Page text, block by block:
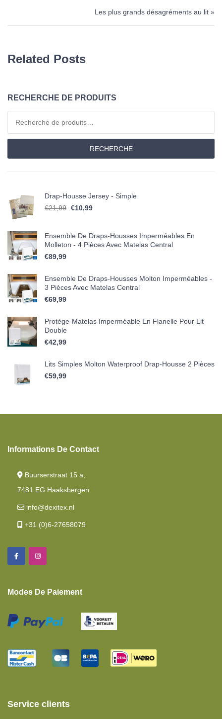
Les plus grands désagréments au lit »
Related Posts
RECHERCHE DE PRODUITS
RECHERCHE
Drap-Housse Jersey - Simple
€21,99 Le prix initial était : €21,99.
€10,99
Ensemble De Draps-Housses Imperméables En
Molleton - 4 Pièces Avec Matelas Central
€89,99
Ensemble De Draps-Housses Molton Imperméables -
3 Pièces Avec Matelas Central
€69,99
Protège-Matelas Imperméable En Flanelle Pour Lit
Double
€42,99
Lits Simples Molton Waterproof Drap-Housse 2 Pièces
€59,99
Informations De Contact
Buurserstraat 15 a,
7481 EG Haaksbergen
info@dexitex.nl
+31 (0)6-27658079
Modes De Paiement
Service clients